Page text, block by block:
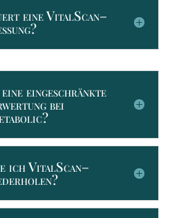
eine VitalScan–
eingeschränkte
bei
ich VitalScan–